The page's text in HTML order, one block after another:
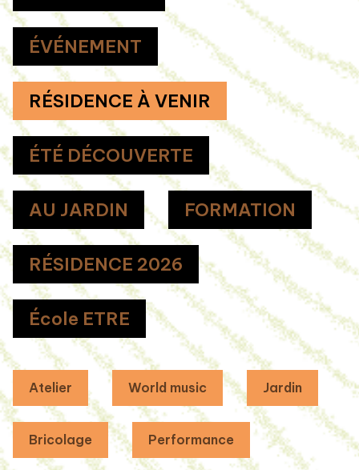
ÉVÉNEMENT
RÉSIDENCE À VENIR
ÉTÉ DÉCOUVERTE
AU JARDIN FORMATION
RÉSIDENCE 2026
École ETRE
Atelier World music Jardin
Bricolage Performance